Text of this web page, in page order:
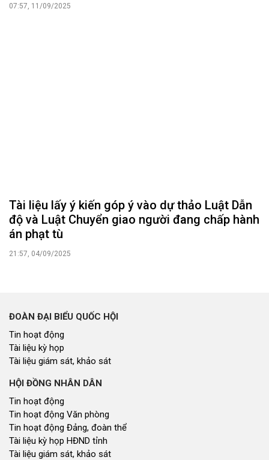
07:57, 11/09/2025
Tài liệu lấy ý kiến góp ý vào dự thảo Luật Dẫn
độ và Luật Chuyển giao người đang chấp hành
án phạt tù
21:57, 04/09/2025
ĐOÀN ĐẠI BIỂU QUỐC HỘI
Tin hoạt động
Tài liệu kỳ họp
Tài liệu giám sát, khảo sát
HỘI ĐỒNG NHÂN DÂN
Tin hoạt động
Tin hoạt động Văn phòng
Tin hoạt động Đảng, đoàn thể
Tài liệu kỳ họp HĐND tỉnh
Tài liệu giám sát, khảo sát